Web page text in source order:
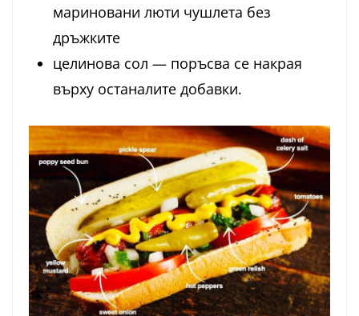
мариновани люти чушлета без
дръжките
целинова сол — поръсва се накрая
върху останалите добавки.